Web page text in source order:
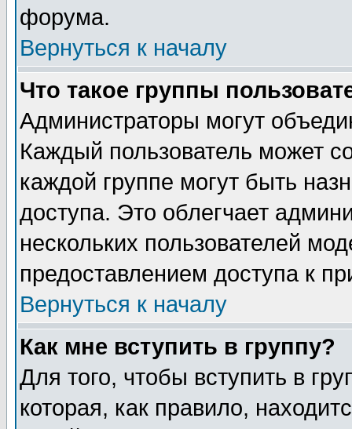
форума.
Вернуться к началу
Что такое группы
Администраторы могут
Каждый пользователь может
каждой группе могут быть
доступа. Это облегчает
нескольких пользователей
предоставлением доступа к
Вернуться к началу
Как мне вступить в группу?
Для того, чтобы вступить в
которая, как правило,